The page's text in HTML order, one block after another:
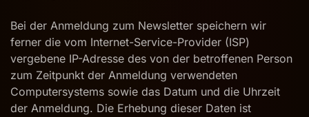
Bei der Anmeldung zum Newsletter speichern wir
ferner die vom Internet-Service-Provider (ISP)
vergebene IP-Adresse des von der betroffenen Person
zum Zeitpunkt der Anmeldung verwendeten
Computersystems sowie das Datum und die Uhrzeit
der Anmeldung. Die Erhebung dieser Daten ist